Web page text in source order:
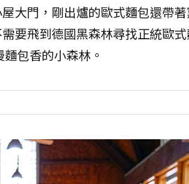
大門，剛出爐的歐式麵包還帶
要飛到德國黑森林尋找正統歐
包香的小森林。